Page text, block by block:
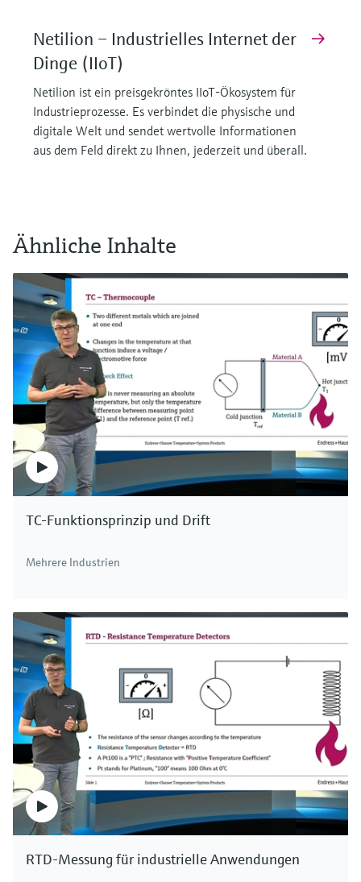
Netilion – Industrielles Internet der
Dinge (IIoT)
Netilion ist ein preisgekröntes IIoT-Ökosystem für
Industrieprozesse. Es verbindet die physische und
digitale Welt und sendet wertvolle Informationen
aus dem Feld direkt zu Ihnen, jederzeit und überall.
Ähnliche Inhalte
TC-Funktionsprinzip und Drift
Mehrere Industrien
RTD-Messung für industrielle Anwendungen